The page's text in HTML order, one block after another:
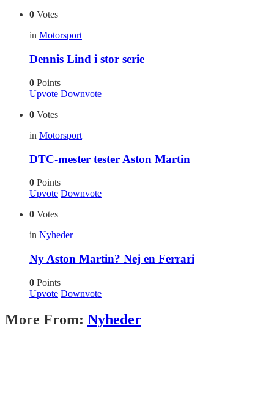
0 Votes
in Motorsport
Dennis Lind i stor serie
0 Points
Upvote Downvote
0 Votes
in Motorsport
DTC-mester tester Aston Martin
0 Points
Upvote Downvote
0 Votes
in Nyheder
Ny Aston Martin? Nej en Ferrari
0 Points
Upvote Downvote
More From: Nyheder